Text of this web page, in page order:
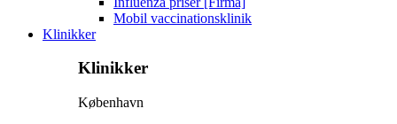
Mobil vaccinationsklinik
Klinikker
Klinikker
København